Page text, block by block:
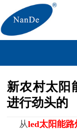
新农村太阳
进行劲头的
从led太阳能路